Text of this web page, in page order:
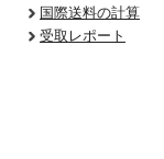
国際送料の計算
受取レポート